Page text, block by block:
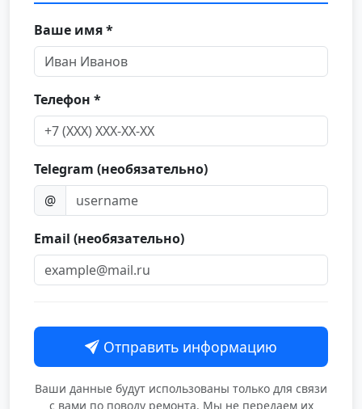
Ваше имя *
Телефон *
Telegram (необязательно)
@
Email (необязательно)
Отправить информацию
Ваши данные будут использованы только для связи
с вами по поводу ремонта. Мы не передаем их